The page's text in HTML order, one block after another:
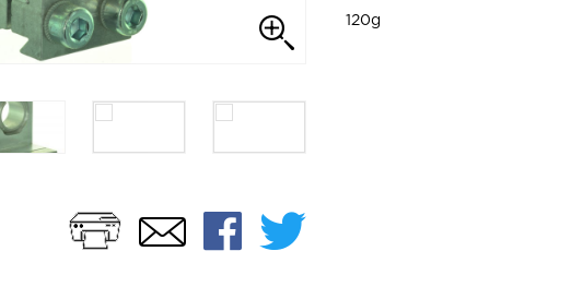
Imprimer
EmailFacebook
Twitter
120g